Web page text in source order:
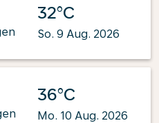
32°C
So. 9 Aug. 2026
36°C
Mo. 10 Aug. 2026